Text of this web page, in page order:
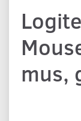
mus,